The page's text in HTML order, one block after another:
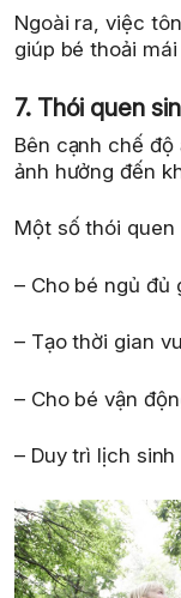
Ngoài ra, việc
giúp bé thoải
7. Thói quen
Bên cạnh chế
ảnh hưởng đến
Một số thói quen
– Cho bé ngủ đủ
– Tạo thời gian
– Cho bé vận
– Duy trì lịch